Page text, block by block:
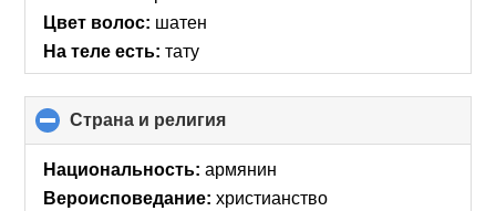
Цвет волос: шатен
На теле есть: тату
Страна и религия
to
collapse
Национальность: армянин
Вероисповедание: христианство